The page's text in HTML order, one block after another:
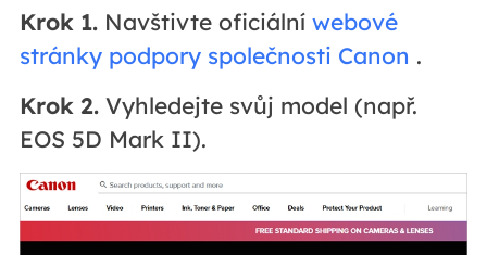
Krok 1.Navštivte oficiální webové
stránky podpory společnosti Canon .
Krok 2.Vyhledejte svůj model (např.
EOS 5D Mark II).